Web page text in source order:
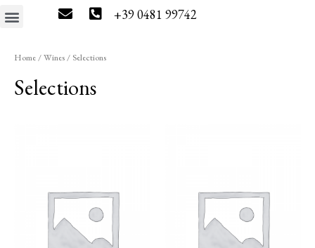
+39 0481 99742
Home /Wines / Selections
Selections